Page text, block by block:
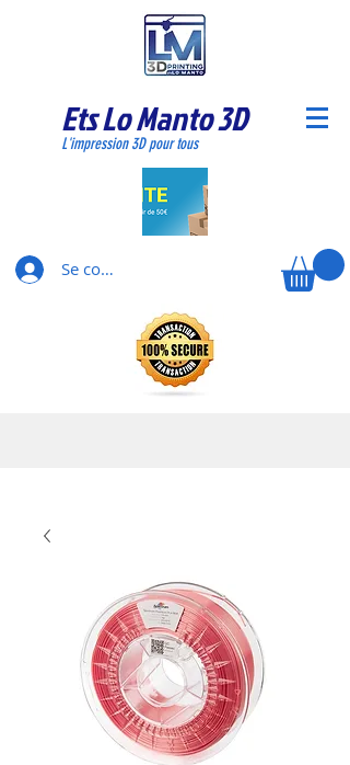
Ets Lo Manto 3D
L'impression 3D pour tous
Se connecter